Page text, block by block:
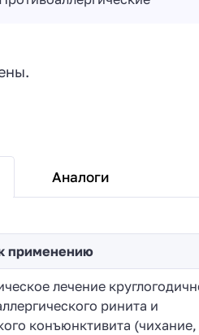
Аналоги
применению
лечение
ринита и
конъюнктивита (чихание,